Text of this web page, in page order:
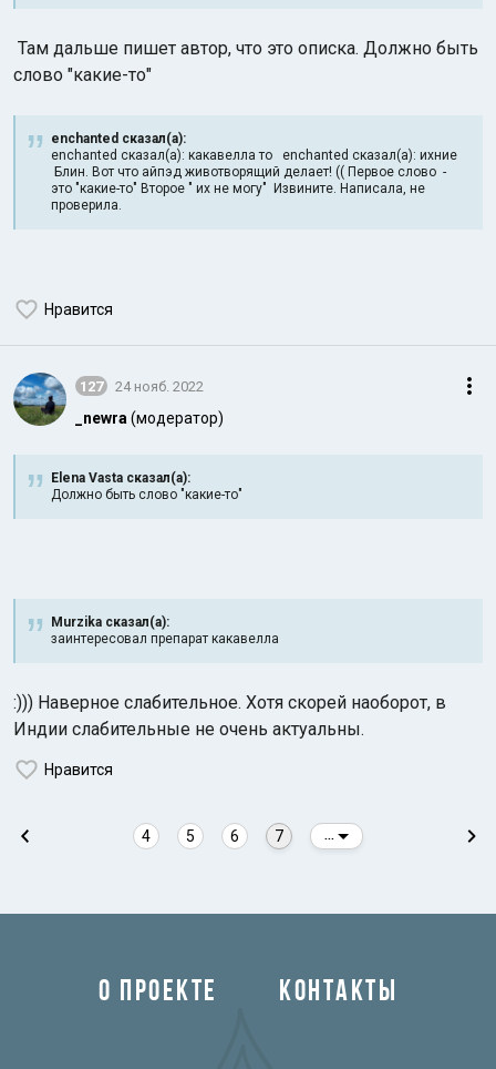
Там дальше пишет автор, что это описка. Должно быть
слово "какие-то"
enchanted сказал(а):
enchanted сказал(а): какавелла то enchanted сказал(а): ихние
Блин. Вот что айпэд животворящий делает! (( Первое слово -
это "какие-то" Второе " их не могу" Извините. Написала, не
проверила.
Нравится
127 24 нояб. 2022
_newra (модератор)
Elena Vasta сказал(а):
Должно быть слово "какие-то"
Murzika сказал(а):
заинтересовал препарат какавелла
:))) Наверное слабительное. Хотя скорей наоборот, в
Индии слабительные не очень актуальны.
Нравится
4 5 6 7
О ПРОЕКТЕ КОНТАКТЫ